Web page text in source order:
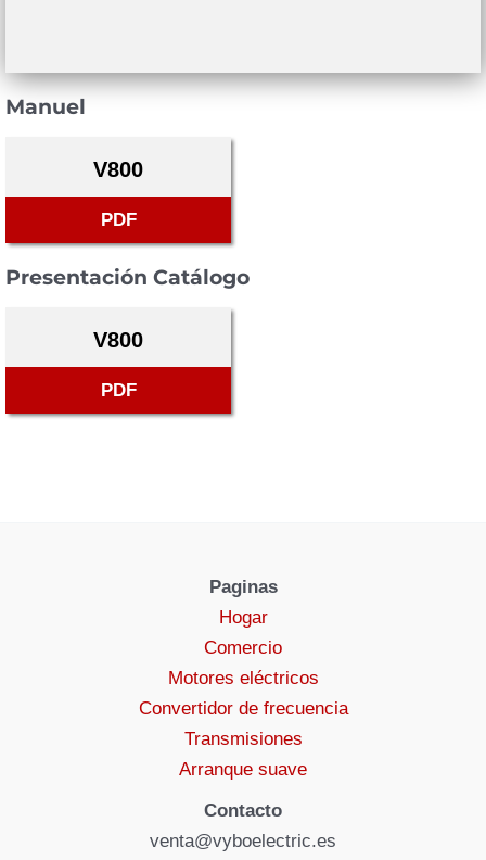
Manuel
V800
PDF
Presentación Catálogo
V800
PDF
Paginas
Hogar
Comercio
Motores eléctricos
Convertidor de frecuencia
Transmisiones
Arranque suave
Contacto
venta@vyboelectric.es